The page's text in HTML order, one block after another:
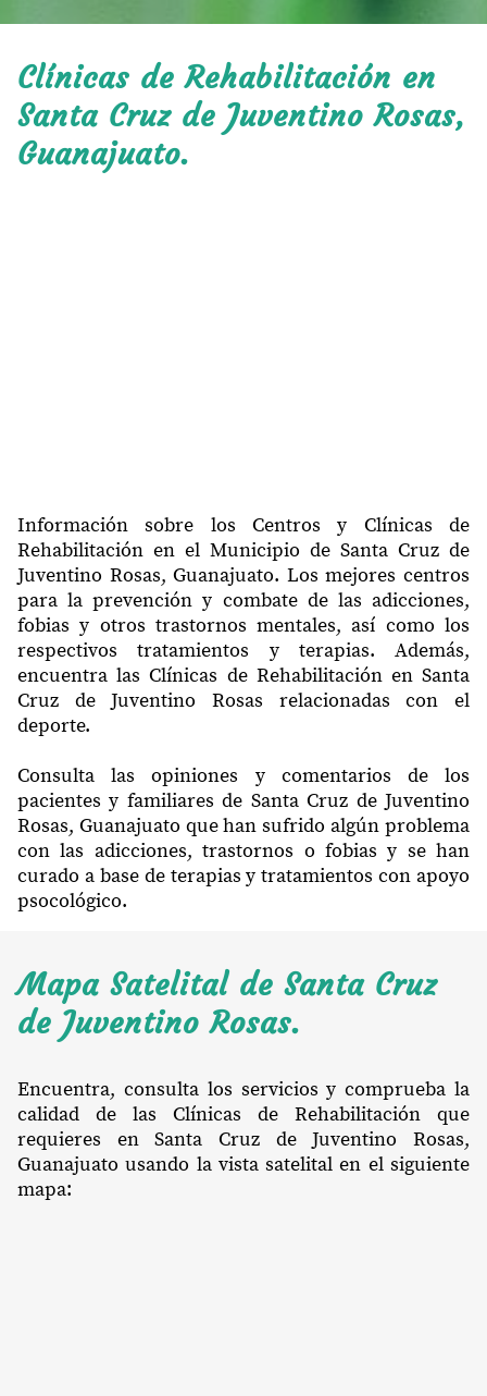
Clínicas de Rehabilitación en
Santa Cruz de Juventino Rosas,
Guanajuato.
Información sobre los Centros y Clínicas de
Rehabilitación en el Municipio de Santa Cruz de
Juventino Rosas, Guanajuato. Los mejores centros
para la prevención y combate de las adicciones,
fobias y otros trastornos mentales, así como los
respectivos tratamientos y terapias. Además,
encuentra las Clínicas de Rehabilitación en Santa
Cruz de Juventino Rosas relacionadas con el
deporte.
Consulta las opiniones y comentarios de los
pacientes y familiares de Santa Cruz de Juventino
Rosas, Guanajuato que han sufrido algún problema
con las adicciones, trastornos o fobias y se han
curado a base de terapias y tratamientos con apoyo
psocológico.
Mapa Satelital de Santa Cruz
de Juventino Rosas.
Encuentra, consulta los servicios y comprueba la
calidad de las Clínicas de Rehabilitación que
requieres en Santa Cruz de Juventino Rosas,
Guanajuato usando la vista satelital en el siguiente
mapa: